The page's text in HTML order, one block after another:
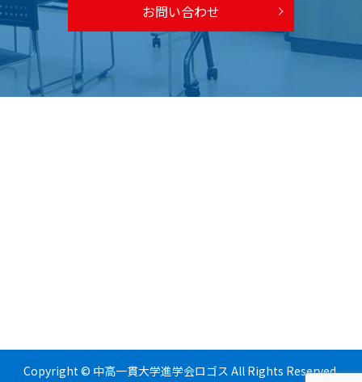
お問い合わせ
Copyright © 中高一貫大学進学会ロゴス All Rights Reserved.